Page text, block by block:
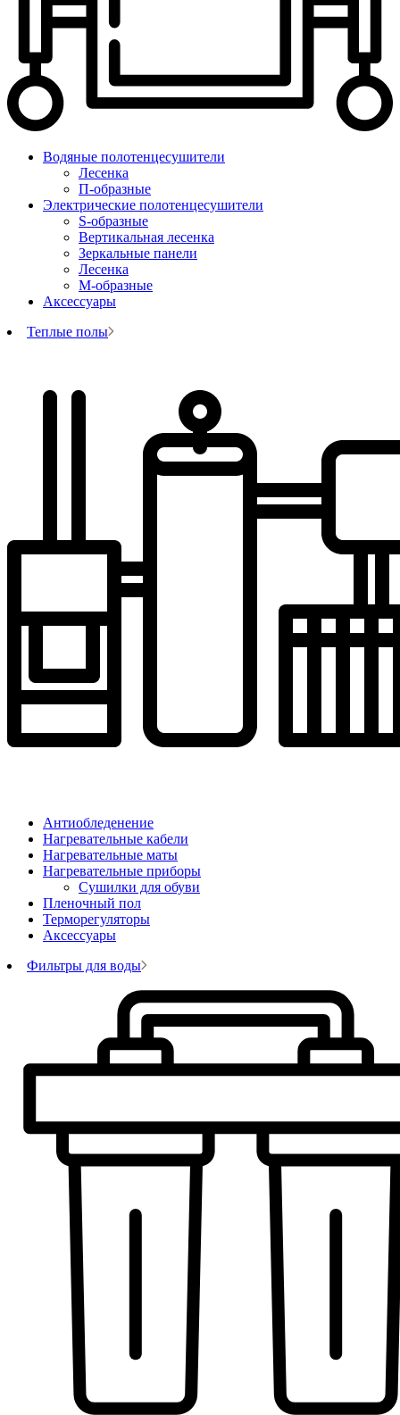
Водяные полотенцесушители
Лесенка
П-образные
Электрические полотенцесушители
S-образные
Вертикальная лесенка
Зеркальные панели
Лесенка
М-образные
Аксессуары
Теплые полы
Антиобледенение
Нагревательные кабели
Нагревательные маты
Нагревательные приборы
Сушилки для обуви
Пленочный пол
Терморегуляторы
Аксессуары
Фильтры для воды